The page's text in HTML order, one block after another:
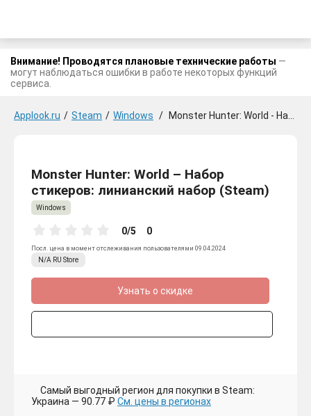
Внимание! Проводятся плановые технические работы —
могут наблюдаться ошибки в работе некоторых функций
сервиса.
Applook.ru / Steam / Windows / Monster Hunter: World - Набор стикеров: линианский набор
Monster Hunter: World – Набор
стикеров: линианский набор (Steam)
Windows
0/5 0
Посл. цена в момент отслеживания пользователями 09.04.2024
N/A RU Store
Узнать о скидке
Самый выгодный регион для покупки в Steam:
Украина — 90.77 ₽ См. цены в регионах